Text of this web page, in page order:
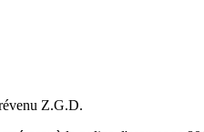
Z.G.D.